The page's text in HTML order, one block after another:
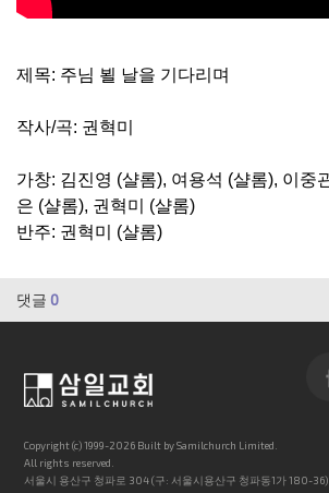
제목: 주님 뵐 날을 기다리며
작사/곡: 권혁미
가창: 김진영 (샬롬), 여용석 (샬롬), 이중
은 (샬롬), 권혁미 (샬롬)
반주: 권혁미 (샬롬)
댓글 0
Copyright (c) 1999-2026 Built by Samilchurch Limited.
All rights reserved.
서울시 용산구 청파로 304 (구: 서울시용산구 청파동1가 180-36)